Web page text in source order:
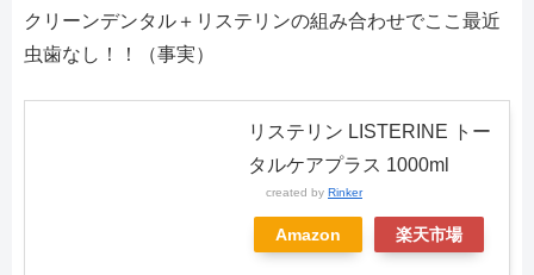
クリーンデンタル＋リステリンの組み合わせでここ最近
虫歯なし！！（事実）
リステリン LISTERINE トー
タルケアプラス 1000ml
created by Rinker
Amazon 楽天市場